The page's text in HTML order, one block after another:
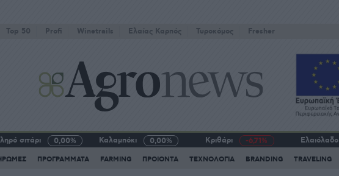
Top 50 Profi Winetrails Eλαίας Καρπός Τυροκόμος Fresher
σιτάρι 0,00% Καλαμπόκι 0,00% Κριθάρι -6,71% Ελαιόλαδο
ΠΡΟΓΡΑΜΜΑΤΑ FARMING ΠΡΟΙΟΝΤΑ ΤΕΧΝΟΛΟΓΙΑ BRANDING TRAVELING